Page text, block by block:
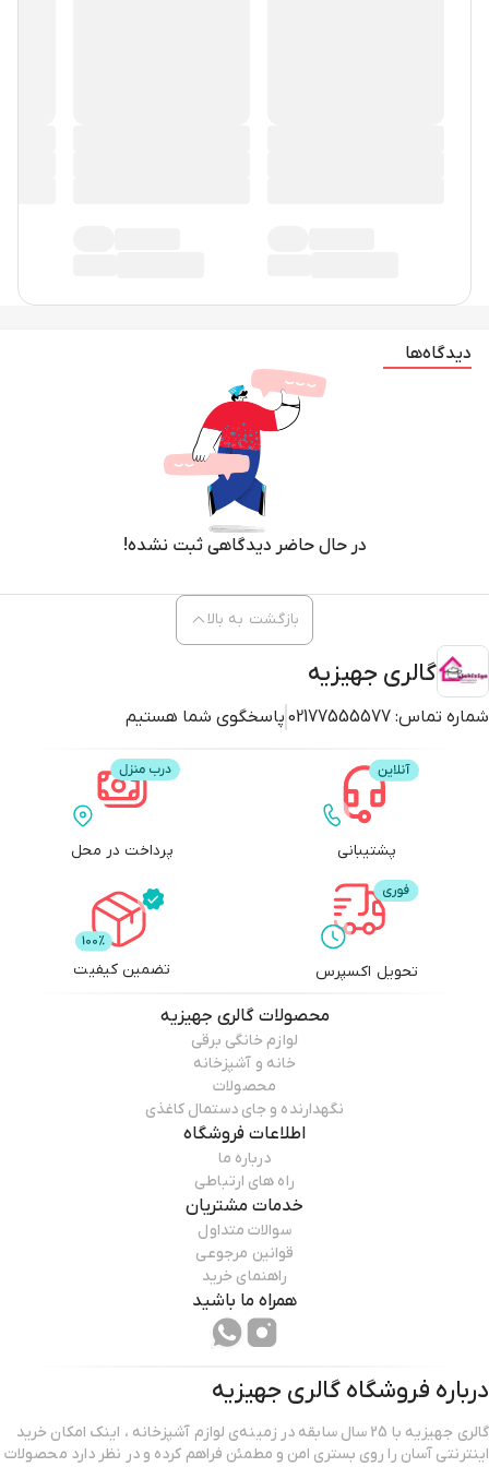
گالری جهیزیه
شماره تماس: 02177555577 پاسخگوی شما هستیم
بازگشت به بالا
پشتیبانی پرداخت در محل
تحویل اکسپرس تضمین کیفیت
محصولاتگالری جهیزیه
لوازم خانگی برقی
خانه و آشپزخانه
محصولات
نگهدارنده و جای دستمال کاغذی
اطلاعات فروشگاه
درباره ما
راه های ارتباطی
خدمات مشتریان
سوالات متداول
قوانین مرجوعی
راهنمای خرید
همراه ما باشید
درباره فروشگاه گالری جهیزیه
گالری جهیزیه با 25 سال سابقه در زمینه‌ی لوازم آشپزخانه ، اینک امکان خرید
اینترنتی آسان را روی بستری امن و مطمئن فراهم کرده و در نظر دارد محصولات